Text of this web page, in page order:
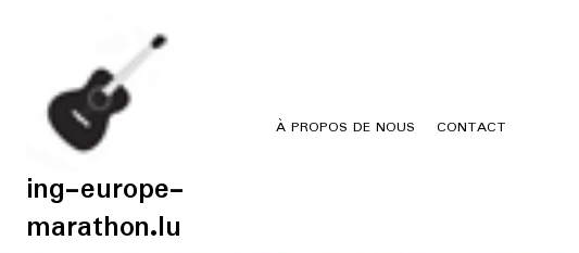
ing-europe-
marathon.lu
À PROPOS DE NOUS CONTACT